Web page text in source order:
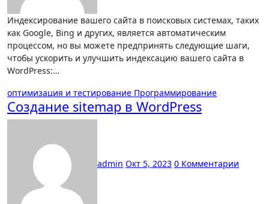
Индексирование вашего сайта в поисковых системах, таких
как Google, Bing и других, является автоматическим
процессом, но вы можете предпринять следующие шаги,
чтобы ускорить и улучшить индексацию вашего сайта в
WordPress:…
оптимизация и тестирование Программирование
Создание sitemap в WordPress
admin Окт 5, 2023 0 Комментарии